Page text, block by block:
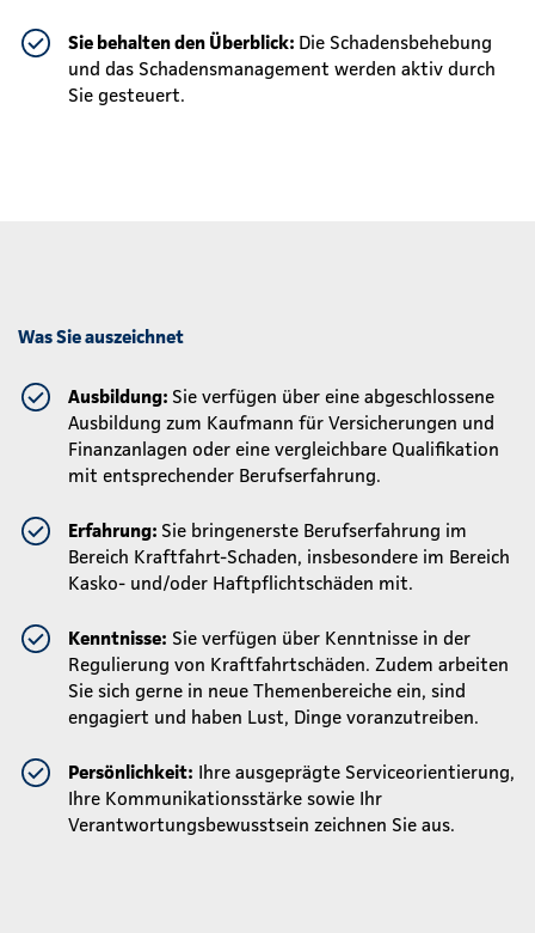
Sie behalten den Überblick: Die Schadensbehebung
und das Schadensmanagement werden aktiv durch
Sie gesteuert.
Was Sie auszeichnet
Ausbildung: Sie verfügen über eine abgeschlossene
Ausbildung zum Kaufmann für Versicherungen und
Finanzanlagen oder eine vergleichbare Qualifikation
mit entsprechender Berufserfahrung.
Erfahrung: Sie bringenerste Berufserfahrung im
Bereich Kraftfahrt-Schaden, insbesondere im Bereich
Kasko- und/oder Haftpflichtschäden mit.
Kenntnisse: Sie verfügen über Kenntnisse in der
Regulierung von Kraftfahrtschäden. Zudem arbeiten
Sie sich gerne in neue Themenbereiche ein, sind
engagiert und haben Lust, Dinge voranzutreiben.
Persönlichkeit: Ihre ausgeprägte Serviceorientierung,
Ihre Kommunikationsstärke sowie Ihr
Verantwortungsbewusstsein zeichnen Sie aus.